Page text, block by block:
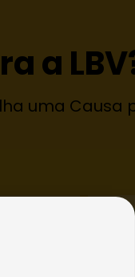
a
uma Causa